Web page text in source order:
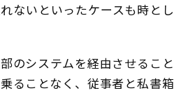
ないといったケースも時とし
のシステムを経由させること
ることなく、従事者と私書箱